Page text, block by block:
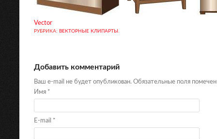
Vector
РУБРИКА: ВЕКТОРНЫЕ КЛИПАРТЫ .
Добавить комментарий
Ваш e-mail не будет опубликован. Обязательные поля
Имя *
E-mail *